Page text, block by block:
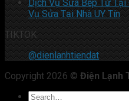
Dịch Vụ Sửa Bếp Từ
Vụ Sửa Tại Nhà UY Tín
TIKTOK
@dienlanhtiendat
Copyright 2026 © Điện Lạnh